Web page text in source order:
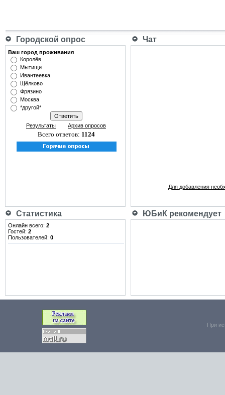
Городской опрос Чат
Ваш город проживания
Королёв
Мытищи
Ивантеевка
Щёлково
Фрязино
Москва
*другой*
Результаты Архив опросов
Всего ответов: 1124
Для добавления
Статистика ЮБиК рекомендует
Онлайн всего: 2
Гостей: 2
Пользователей: 0
При